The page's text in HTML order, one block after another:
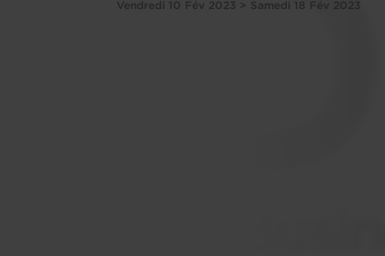
Vendredi 10 Fév 2023 > Samedi 18 Fév 2023